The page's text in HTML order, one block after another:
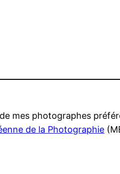
mes photographes
de la Photographie